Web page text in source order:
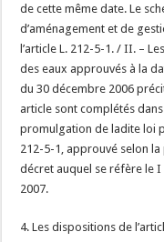
de cette même date. Le
d’aménagement et de
l’article L. 212-5-1. / II. –
des eaux approuvés à la
du 30 décembre 2006
article sont complétés
promulgation de ladite loi
212-5-1, approuvé selon la
décret auquel se réfère le I
2007.
4. Les dispositions de